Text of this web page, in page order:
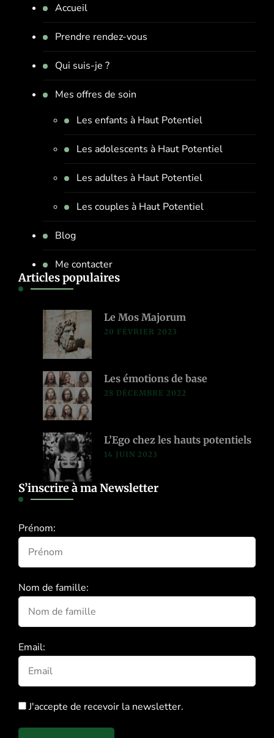
Accueil
Prendre rendez-vous
Qui suis-je ?
Mes offres de soin
Les enfants à Haut Potentiel
Les adolescents à Haut Potentiel
Les adultes à Haut Potentiel
Les couples à Haut Potentiel
Blog
Me contacter
Articles populaires
Le Mos Majorum
20 FÉVRIER 2023
Les émotions de base
28 DÉCEMBRE 2022
L’Ego chez les hauts potentiels
14 JUIN 2023
S’inscrire à ma Newsletter
Prénom:
Nom de famille:
Email:
J'accepte de recevoir la newsletter.